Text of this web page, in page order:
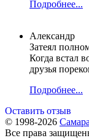
Подробнее...
Александр
Затеял
Когда встал
друзья
Подробнее...
Оставить отзыв
© 1998-2026
Все права